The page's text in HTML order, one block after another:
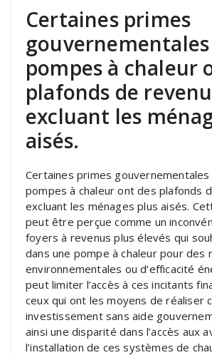
Certaines primes
pompes à chaleur
plafonds de
excluant les
aisés.
Certaines primes
pompes à chaleur ont des plafonds
excluant les ménages plus aisés.
peut être perçue comme un
foyers à revenus plus élevés qui
dans une pompe à chaleur pour des
environnementales ou d’efficacité
peut limiter l’accès à ces incitants
ceux qui ont les moyens de réaliser
investissement sans aide
ainsi une disparité dans l’accès aux
l’installation de ces systèmes de